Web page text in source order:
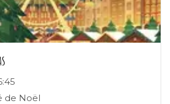
de Noël